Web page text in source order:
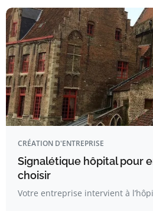
CRÉATION D'ENTREPRISE
Signalétique hôpital pour
choisir
Votre entreprise intervient à